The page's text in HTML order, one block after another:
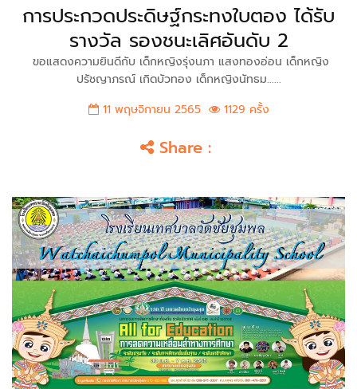
การประกวดประดิษฐ์กระทงใบตอง ได้รับ
รางวัล รองชนะเลิศอันดับ 2
ขอแสดงความยินดีกับ เด็กหญิงรุ่งนภา แสงทองอ่อน เด็กหญิง
ปรัชญาภรณ์ เกิดบัวทอง เด็กหญิงนัทธม......
11 พฤษจิกายน 2565
1129 ครั้ง
Share :